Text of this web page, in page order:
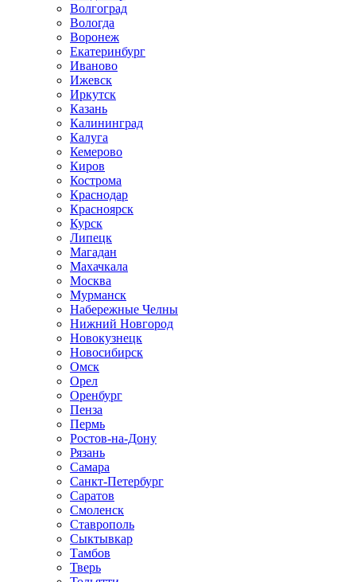
Волгоград
Вологда
Воронеж
Екатеринбург
Иваново
Ижевск
Иркутск
Казань
Калининград
Калуга
Кемерово
Киров
Кострома
Краснодар
Красноярск
Курск
Липецк
Магадан
Махачкала
Москва
Мурманск
Набережные Челны
Нижний Новгород
Новокузнецк
Новосибирск
Омск
Орел
Оренбург
Пенза
Пермь
Ростов-на-Дону
Рязань
Самара
Санкт-Петербург
Саратов
Смоленск
Ставрополь
Сыктывкар
Тамбов
Тверь